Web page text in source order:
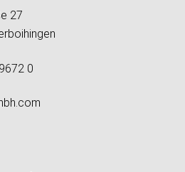
27
0